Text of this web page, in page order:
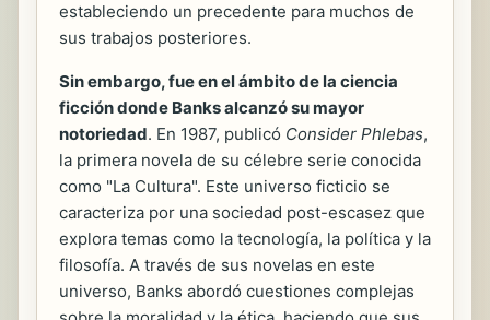
estableciendo un precedente para muchos de
sus trabajos posteriores.
Sin embargo, fue en el ámbito de la ciencia
ficción donde Banks alcanzó su mayor
notoriedad. En 1987, publicó Consider Phlebas,
la primera novela de su célebre serie conocida
como "La Cultura". Este universo ficticio se
caracteriza por una sociedad post-escasez que
explora temas como la tecnología, la política y la
filosofía. A través de sus novelas en este
universo, Banks abordó cuestiones complejas